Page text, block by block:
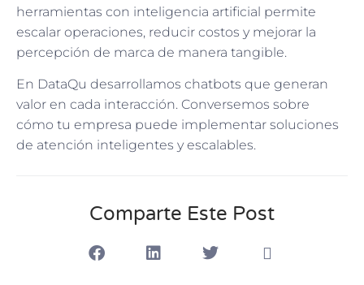
herramientas con inteligencia artificial permite
escalar operaciones, reducir costos y mejorar la
percepción de marca de manera tangible.
En DataQu desarrollamos chatbots que generan
valor en cada interacción. Conversemos sobre
cómo tu empresa puede implementar soluciones
de atención inteligentes y escalables.
Comparte Este Post